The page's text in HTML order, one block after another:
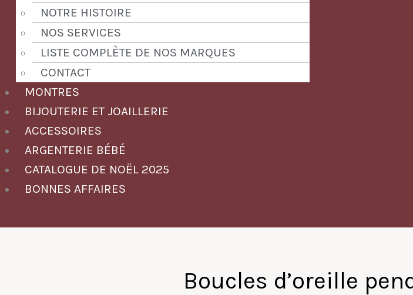
NOTRE HISTOIRE
NOS SERVICES
LISTE COMPLÈTE DE NOS MARQUES
CONTACT
MONTRES
BIJOUTERIE ET JOAILLERIE
ACCESSOIRES
ARGENTERIE BÉBÉ
CATALOGUE DE NOËL 2025
BONNES AFFAIRES
Boucles d’oreille